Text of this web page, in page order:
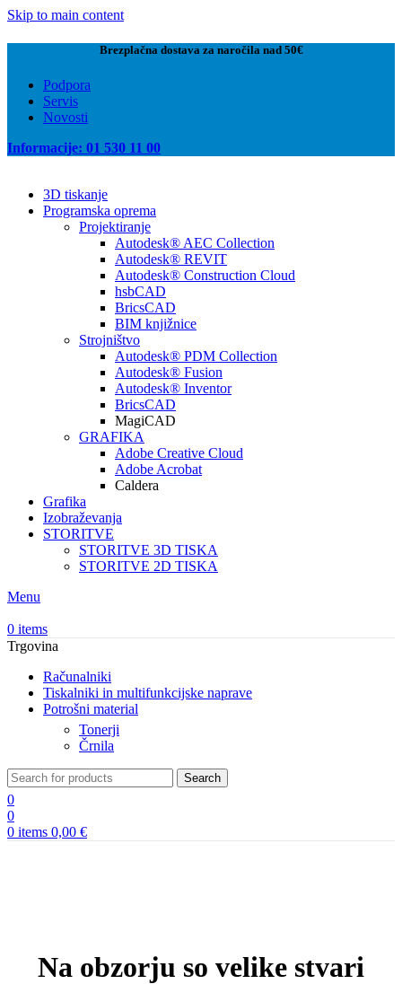
Skip to main content
Brezplačna dostava za naročila nad 50€
Podpora
Servis
Novosti
Informacije: 01 530 11 00
3D tiskanje
Programska oprema
Projektiranje
Autodesk® AEC Collection
Autodesk® REVIT
Autodesk® Construction Cloud
hsbCAD
BricsCAD
BIM knjižnice
Strojništvo
Autodesk® PDM Collection
Autodesk® Fusion
Autodesk® Inventor
BricsCAD
MagiCAD
GRAFIKA
Adobe Creative Cloud
Adobe Acrobat
Caldera
Grafika
Izobraževanja
STORITVE
STORITVE 3D TISKA
STORITVE 2D TISKA
Menu
0 items
Trgovina
Računalniki
Tiskalniki in multifunkcijske naprave
Potrošni material
Tonerji
Črnila
Search
0
0
0 items 0,00 €
Na obzorju so velike stvari